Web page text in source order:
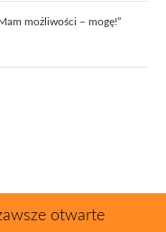
możliwości – mogę!”
otwarte